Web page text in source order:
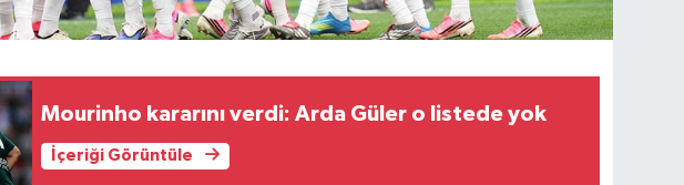
Mourinho kararını verdi: Arda Güler o listede yok
İçeriği Görüntüle